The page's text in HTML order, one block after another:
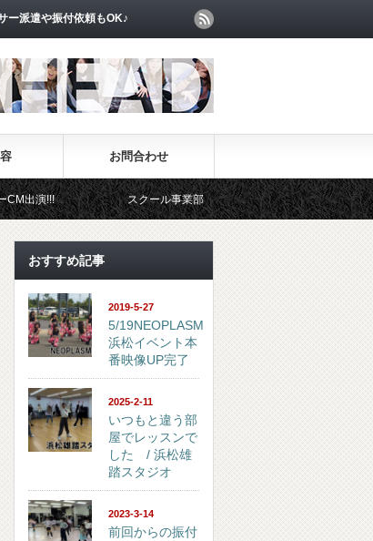
ー派遣や振付依頼もOK♪
お問合わせ
スクール事業部 イベント事業部
おすすめ記事
2019-5-27
5/19NEOPLASM
浜松イベント本
番映像UP完了
2025-2-11
いつもと違う部
屋でレッスンで
した / 浜松雄
踏スタジオ
2023-3-14
前回からの振付